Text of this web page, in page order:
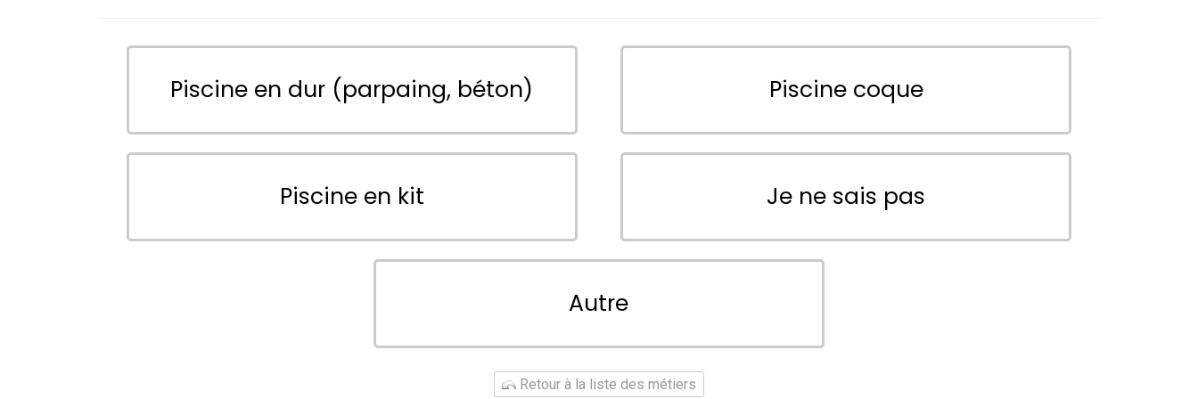
Piscine en dur (parpaing, béton) Piscine coque
Piscine en kit Je ne sais pas
Autre
Retour à la liste des métiers